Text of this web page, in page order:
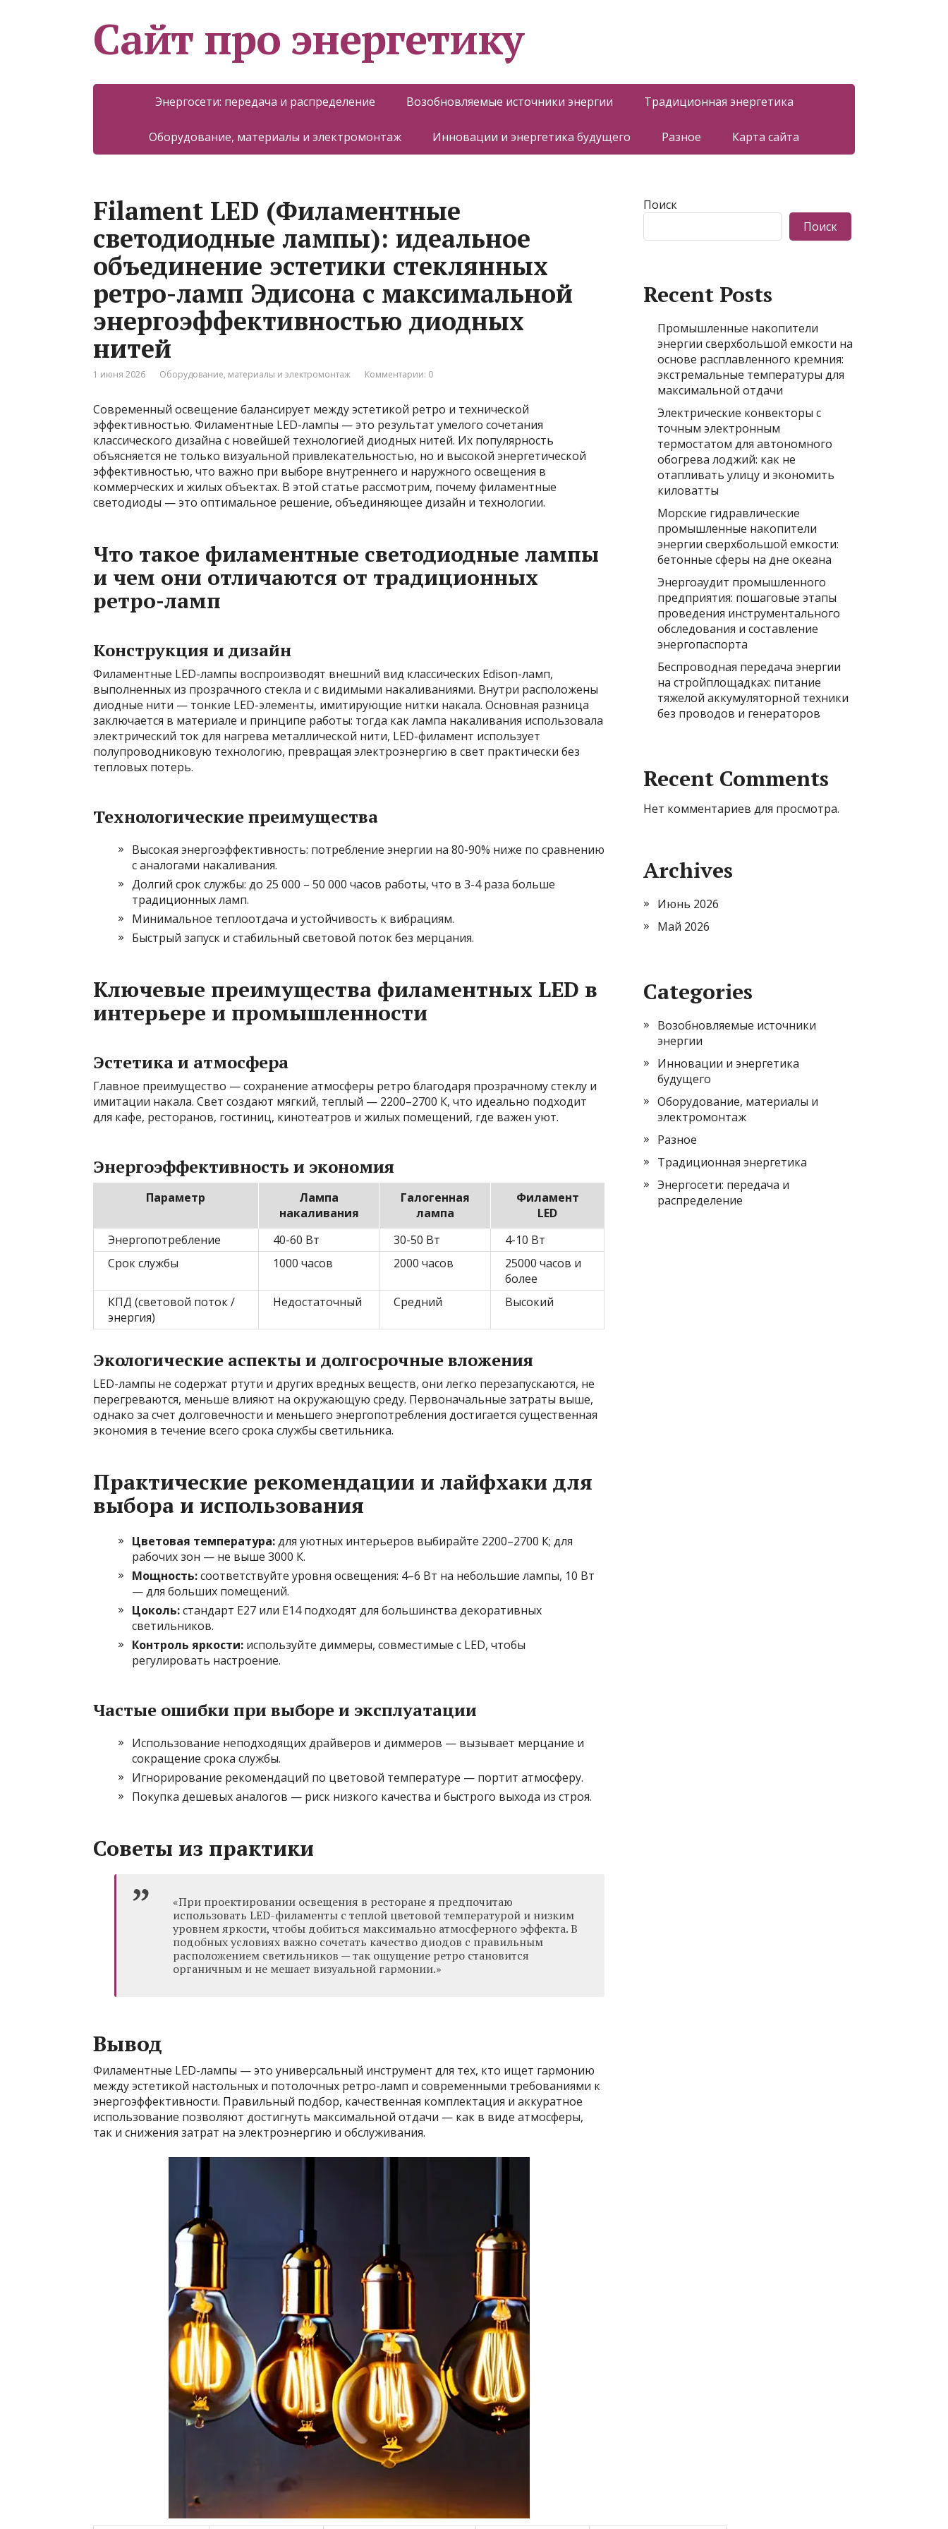
Сайт про энергетику
Энергосети: передача и распределение Возобновляемые источники энергии Традиционная энергетика
Оборудование, материалы и электромонтаж Инновации и энергетика будущего Разное Карта сайта
Filament LED (Филаментные
светодиодные лампы): идеальное
объединение эстетики стеклянных
ретро-ламп Эдисона с максимальной
энергоэффективностью диодных
нитей
1 июня 2026 Оборудование, материалы и электромонтаж Комментарии: 0
Современный освещение балансирует между эстетикой ретро и технической
эффективностью. Филаментные LED-лампы — это результат умелого сочетания
классического дизайна с новейшей технологией диодных нитей. Их популярность
объясняется не только визуальной привлекательностью, но и высокой энергетической
эффективностью, что важно при выборе внутреннего и наружного освещения в
коммерческих и жилых объектах. В этой статье рассмотрим, почему филаментные
светодиоды — это оптимальное решение, объединяющее дизайн и технологии.
Что такое филаментные светодиодные лампы
и чем они отличаются от традиционных
ретро-ламп
Конструкция и дизайн
Филаментные LED-лампы воспроизводят внешний вид классических Edison-ламп,
выполненных из прозрачного стекла и с видимыми накаливаниями. Внутри расположены
диодные нити — тонкие LED-элементы, имитирующие нитки накала. Основная разница
заключается в материале и принципе работы: тогда как лампа накаливания использовала
электрический ток для нагрева металлической нити, LED-филамент использует
полупроводниковую технологию, превращая электроэнергию в свет практически без
тепловых потерь.
Технологические преимущества
Высокая энергоэффективность: потребление энергии на 80-90% ниже по сравнению
с аналогами накаливания.
Долгий срок службы: до 25 000 – 50 000 часов работы, что в 3-4 раза больше
традиционных ламп.
Минимальное теплоотдача и устойчивость к вибрациям.
Быстрый запуск и стабильный световой поток без мерцания.
Ключевые преимущества филаментных LED в
интерьере и промышленности
Эстетика и атмосфера
Главное преимущество — сохранение атмосферы ретро благодаря прозрачному стеклу и
имитации накала. Свет создают мягкий, теплый — 2200–2700 К, что идеально подходит
для кафе, ресторанов, гостиниц, кинотеатров и жилых помещений, где важен уют.
Энергоэффективность и экономия
Параметр
Лампа
накаливания
Галогенная
лампа
Филамент
LED
Энергопотребление
40-60 Вт 30-50 Вт
4-10 Вт
Срок службы
1000 часов 2000 часов
25000 часов и
более
КПД (световой поток /
энергия)
Недостаточный Средний Высокий
Экологические аспекты и долгосрочные вложения
LED-лампы не содержат ртути и других вредных веществ, они легко перезапускаются, не
перегреваются, меньше влияют на окружающую среду. Первоначальные затраты выше,
однако за счет долговечности и меньшего энергопотребления достигается существенная
экономия в течение всего срока службы светильника.
Практические рекомендации и лайфхаки для
выбора и использования
Цветовая температура:для уютных интерьеров выбирайте 2200–2700 К; для
рабочих зон — не выше 3000 К.
Мощность:соответствуйте уровня освещения: 4–6 Вт на небольшие лампы, 10 Вт
— для больших помещений.
Цоколь:стандарт E27 или E14 подходят для большинства декоративных
светильников.
Контроль яркости: используйте диммеры, совместимые с LED, чтобы
регулировать настроение.
Частые ошибки при выборе и эксплуатации
Использование неподходящих драйверов и диммеров — вызывает мерцание и
сокращение срока службы.
Игнорирование рекомендаций по цветовой температуре — портит атмосферу.
Покупка дешевых аналогов — риск низкого качества и быстрого выхода из строя.
Советы из практики
«При проектировании освещения в ресторане я предпочитаю
использовать LED-филаменты с теплой цветовой температурой и низким
уровнем яркости, чтобы добиться максимально атмосферного эффекта. В
подобных условиях важно сочетать качество диодов с правильным
расположением светильников — так ощущение ретро становится
органичным и не мешает визуальной гармонии.»
Вывод
Филаментные LED-лампы — это универсальный инструмент для тех, кто ищет гармонию
между эстетикой настольных и потолочных ретро-ламп и современными требованиями к
энергоэффективности. Правильный подбор, качественная комплектация и аккуратное
использование позволяют достигнуть максимальной отдачи — как в виде атмосферы,
так и снижения затрат на электроэнергию и обслуживания.
Поиск
Поиск
Recent Posts
Промышленные накопители
энергии сверхбольшой емкости на
основе расплавленного кремния:
экстремальные температуры для
максимальной отдачи
Электрические конвекторы с
точным электронным
термостатом для автономного
обогрева лоджий: как не
отапливать улицу и экономить
киловатты
Морские гидравлические
промышленные накопители
энергии сверхбольшой емкости:
бетонные сферы на дне океана
Энергоаудит промышленного
предприятия: пошаговые этапы
проведения инструментального
обследования и составление
энергопаспорта
Беспроводная передача энергии
на стройплощадках: питание
тяжелой аккумуляторной техники
без проводов и генераторов
Recent Comments
Нет комментариев для просмотра.
Archives
Июнь 2026
Май 2026
Categories
Возобновляемые источники
энергии
Инновации и энергетика
будущего
Оборудование, материалы и
электромонтаж
Разное
Традиционная энергетика
Энергосети: передача и
распределение